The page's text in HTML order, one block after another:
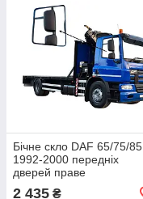
Бічне скло DAF 65/75/85
1992-2000 передніх
дверей праве
2 435 ₴